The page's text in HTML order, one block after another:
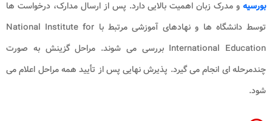
بورسیه و مدرک زبان اهمیت بالایی دارد. پس از ارسال مدارک، درخواست ها
توسط دانشگاه ها و نهادهای آموزشی مرتبط با National Institute for
International Education بررسی می شوند. مراحل گزینش به صورت
چندمرحله ای انجام می گیرد. پذیرش نهایی پس از تأیید همه مراحل اعلام می
شود.